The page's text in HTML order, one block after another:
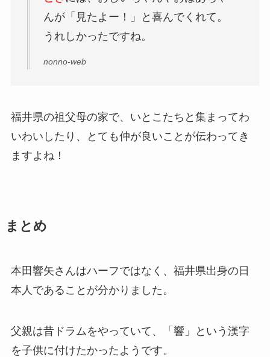
んが「見たよー！」と喜んでくれて。
うれしかったですね。
nonno-web
福井県の祖父母の家で、いとこたちと集まってわ
いわいしたり、とても仲が良いことが伝わってき
ますよね！
まとめ
本田響矢さんはハーフではなく、福井県出身の日
本人であることが分かりました。
父親は昔ドラムをやっていて、「響」という漢字
を子供に付けたかったようです。